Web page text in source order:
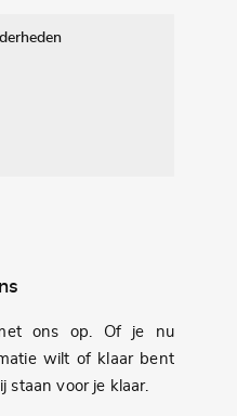
ons op. Of je nu
wilt of klaar bent
staan ​​voor je klaar.